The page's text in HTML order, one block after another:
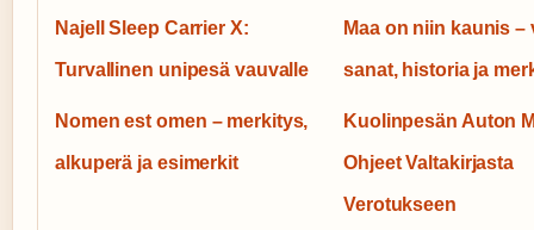
Najell Sleep Carrier X:
Turvallinen unipesä vauvalle
Maa on niin kaunis –
sanat, historia ja
Nomen est omen – merkitys,
alkuperä ja esimerkit
Kuolinpesän Auton
Ohjeet Valtakirjasta
Verotukseen